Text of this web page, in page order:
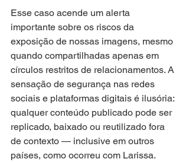
Esse caso acende um alerta
importante sobre os riscos da
exposição de nossas imagens, mesmo
quando compartilhadas apenas em
círculos restritos de relacionamentos. A
sensação de segurança nas redes
sociais e plataformas digitais é ilusória:
qualquer conteúdo publicado pode ser
replicado, baixado ou reutilizado fora
de contexto — inclusive em outros
países, como ocorreu com Larissa.